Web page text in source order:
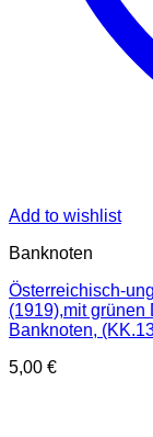
Add to wishlist
Banknoten
Österreichisch-
(1919),mit
Banknoten,
5,00 €